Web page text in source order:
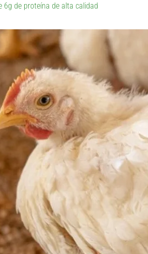
6g de proteína de alta calidad